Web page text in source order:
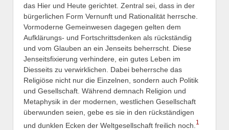
das Hier und Heute gerichtet. Zentral sei, dass in der
bürgerlichen Form Vernunft und Rationalität herrsche.
Vormoderne Gemeinwesen dagegen gelten dem
Aufklärungs- und Fortschrittsdenken als rückständig
und vom Glauben an ein Jenseits beherrscht. Diese
Jenseitsfixierung verhindere, ein gutes Leben im
Diesseits zu verwirklichen. Dabei beherrsche das
Religiöse nicht nur die Einzelnen, sondern auch Politik
und Gesellschaft. Während demnach Religion und
Metaphysik in der modernen, westlichen Gesellschaft
überwunden seien, gebe es sie in den rückständigen
und dunklen Ecken der Weltgesellschaft freilich noch. 1